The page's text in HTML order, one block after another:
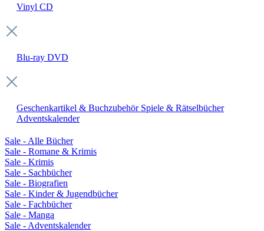
Vinyl CD
Blu-ray DVD
Geschenkartikel & Buchzubehör Spiele & Rätselbücher
Adventskalender
Sale - Alle Bücher
Sale - Romane & Krimis
Sale - Krimis
Sale - Sachbücher
Sale - Biografien
Sale - Kinder & Jugendbücher
Sale - Fachbücher
Sale - Manga
Sale - Adventskalender